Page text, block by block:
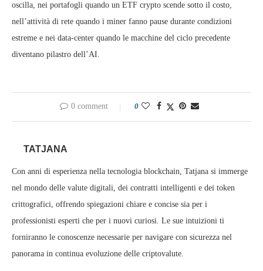
oscilla, nei portafogli quando un ETF crypto scende sotto il costo,
nell’attività di rete quando i miner fanno pause durante condizioni
estreme e nei data-center quando le macchine del ciclo precedente
diventano pilastro dell’AI.
0 comment 0
TATJANA
Con anni di esperienza nella tecnologia blockchain, Tatjana si immerge
nel mondo delle valute digitali, dei contratti intelligenti e dei token
crittografici, offrendo spiegazioni chiare e concise sia per i
professionisti esperti che per i nuovi curiosi. Le sue intuizioni ti
forniranno le conoscenze necessarie per navigare con sicurezza nel
panorama in continua evoluzione delle criptovalute.